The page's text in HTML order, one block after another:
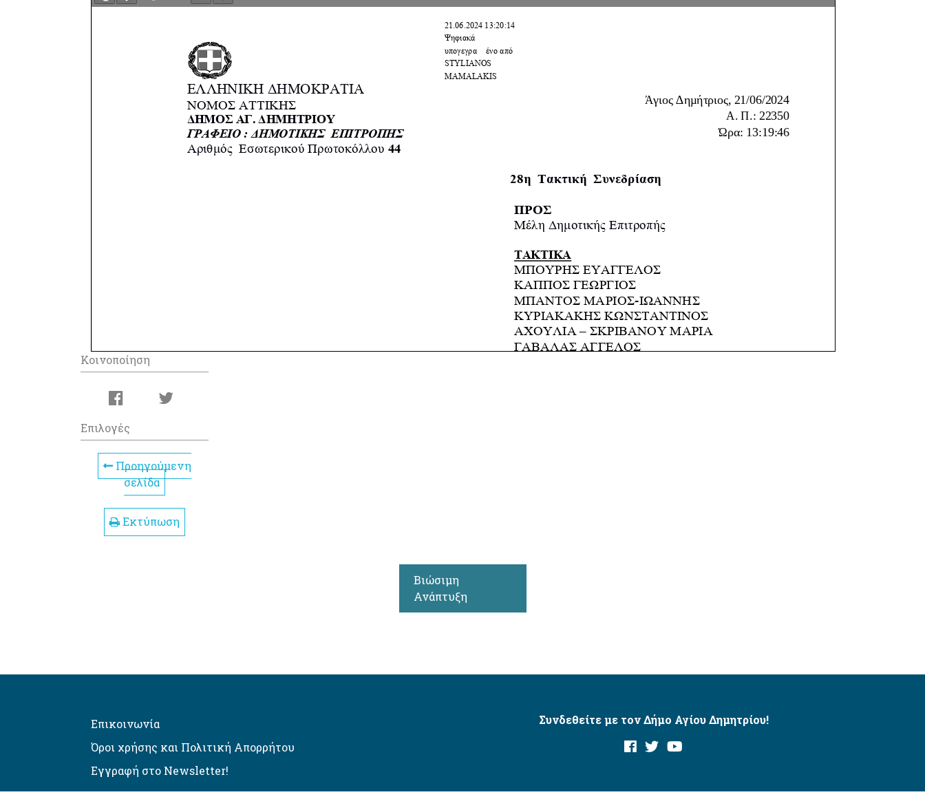
Κοινοποίηση
Επιλογές
Προηγούμενη
σελίδα
Εκτύπωση
Βιώσιμη
Ανάπτυξη
Επικοινωνία
Όροι χρήσης και Πολιτική Απορρήτου
Εγγραφή στο Newsletter!
Συνδεθείτε με τον Δήμο Αγίου Δημητρίου!